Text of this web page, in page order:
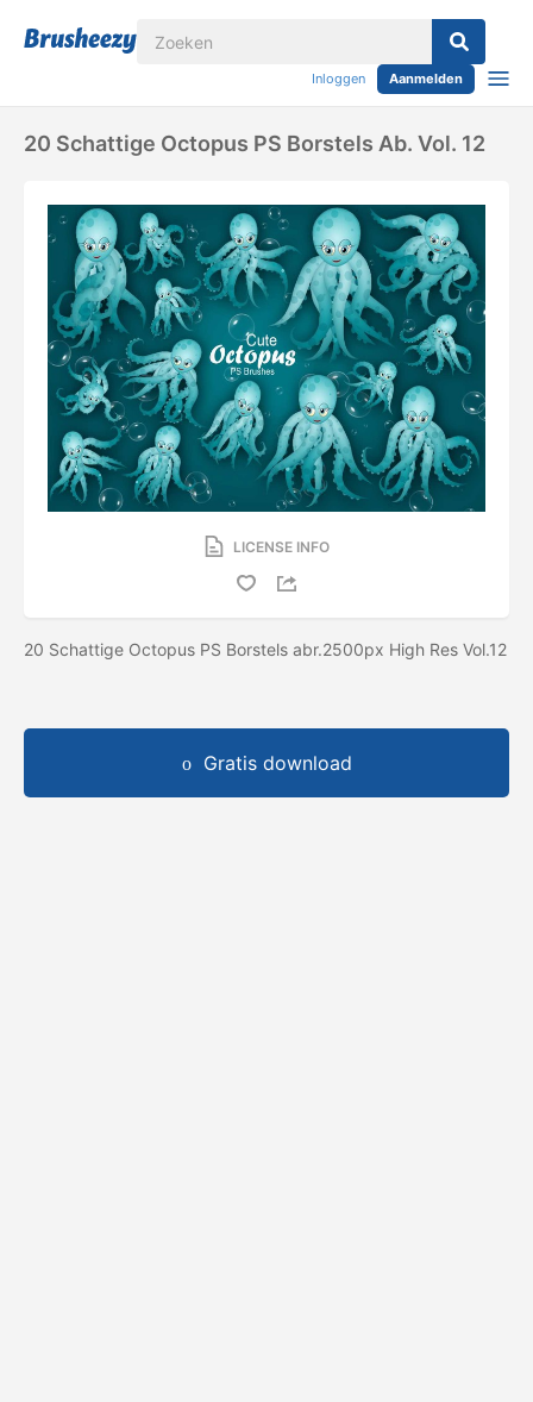
Inloggen Aanmelden
20 Schattige Octopus PS Borstels Ab. Vol. 12
LICENSE INFO
20 Schattige Octopus PS Borstels abr.2500px High Res Vol.12
Gratis download